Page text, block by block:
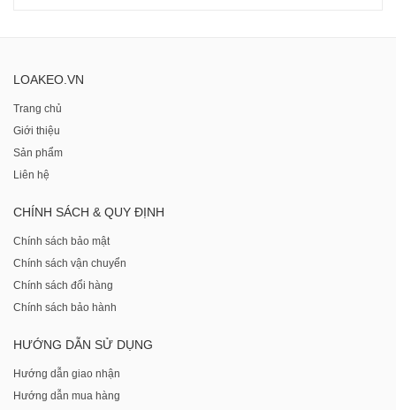
LOAKEO.VN
Trang chủ
Giới thiệu
Sản phẩm
Liên hệ
CHÍNH SÁCH & QUY ĐỊNH
Chính sách bảo mật
Chính sách vận chuyển
Chính sách đổi hàng
Chính sách bảo hành
HƯỚNG DẪN SỬ DỤNG
Hướng dẫn giao nhận
Hướng dẫn mua hàng